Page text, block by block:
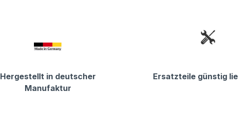
Hergestellt in deutscher
Manufaktur
Ersatzteile günstig